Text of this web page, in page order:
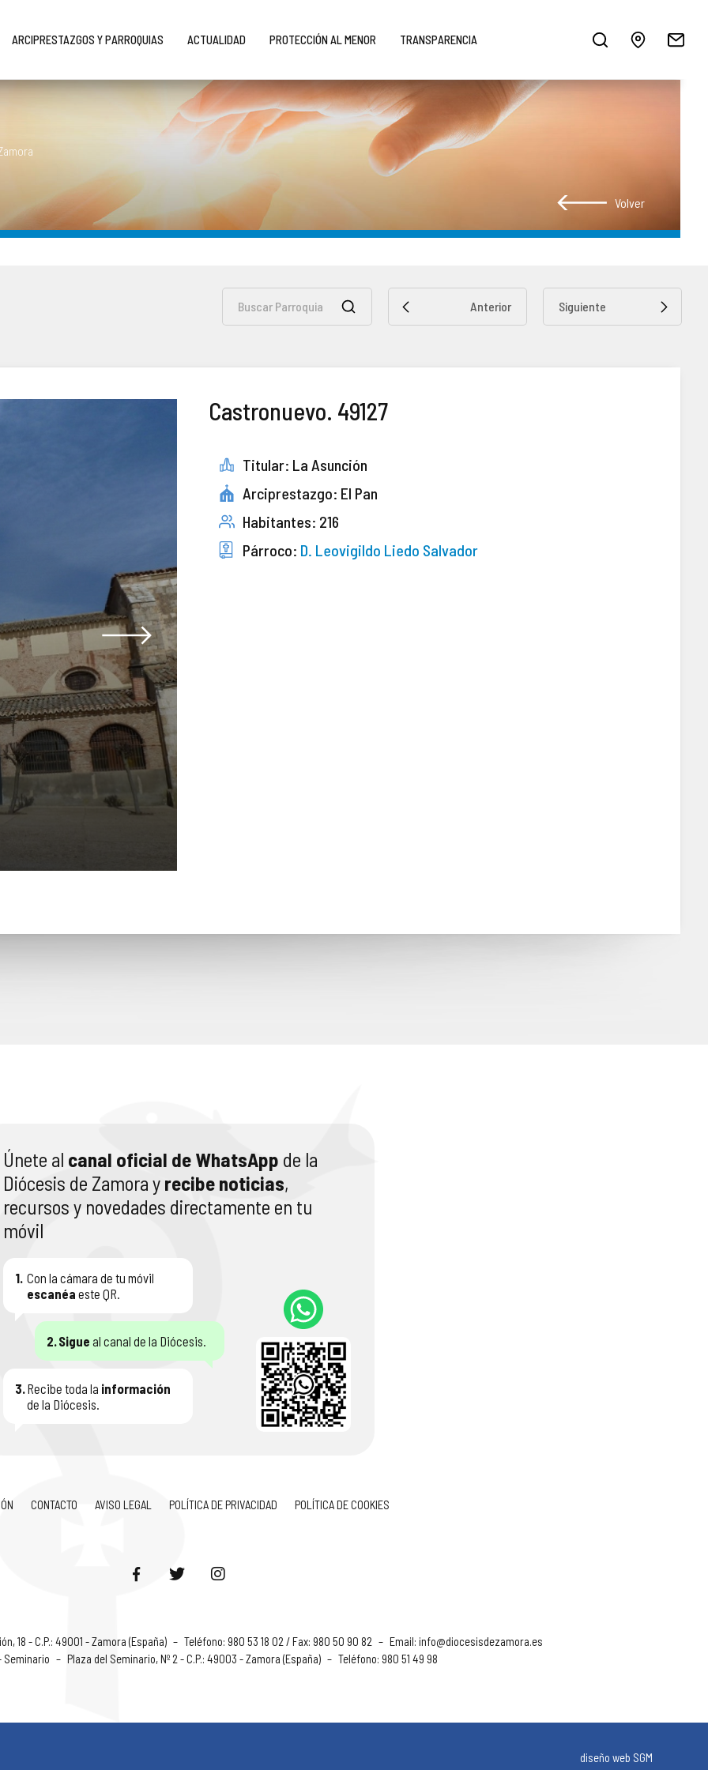
ARCIPRESTAZGOS Y PARROQUIAS ACTUALIDAD PROTECCIÓN AL MENOR TRANSPARENCIA
Volver
Anterior Siguiente
Castronuevo. 49127
Titular: La Asunción
Arciprestazgo: El Pan
Habitantes: 216
Párroco: D. Leovigildo Liedo Salvador
Únete al canal oficial de WhatsApp de la
Diócesis de Zamora y recibe noticias,
recursos y novedades directamente en tu
móvil
1. Con la cámara de tu móvil
escanéa este QR.
2.Sigue al canal de la Diócesis.
3.Recibe toda la información
de la Diócesis.
CONTACTO AVISO LEGAL POLÍTICA DE PRIVACIDAD POLÍTICA DE COOKIES
18 - C.P.: 49001 - Zamora (España) – Teléfono: 980 53 18 02 / Fax: 980 50 90 82 – Email: info@diocesisdezamora.es
Seminario – Plaza del Seminario, Nº 2 - C.P.: 49003 - Zamora (España) – Teléfono: 980 51 49 98
diseño web SGM